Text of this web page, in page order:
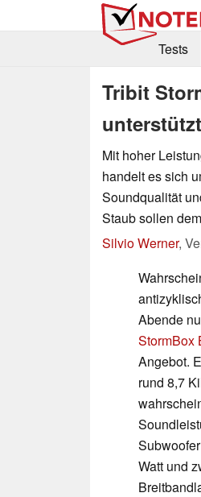
Tests
Tribit
Mit hoher
handelt es sich
Soundqualität
Staub sollen
Silvio Werner,
Abende
StormBox
Angebot.
rund 8,7
Watt und